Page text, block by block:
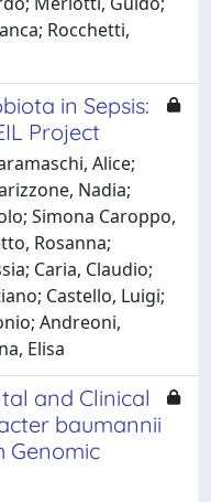
Rocchetti,
in Sepsis:
Project
Alice;
Nadia;
Simona Caroppo,
Rosanna;
Caria, Claudio;
Castello, Luigi;
Andreoni,
Elisa
and Clinical
baumannii
Genomic